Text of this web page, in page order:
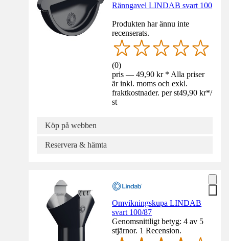
Ränngavel LINDAB svart 100
Produkten har ännu inte
recenserats.
(0)
pris — 49,90 kr * Alla priser
är inkl. moms och exkl.
fraktkostnader. per st49,90 kr*/
st
Köp på webben
Reservera & hämta
Omvikningskupa LINDAB
svart 100/87
Genomsnittligt betyg: 4 av 5
stjärnor. 1 Recension.